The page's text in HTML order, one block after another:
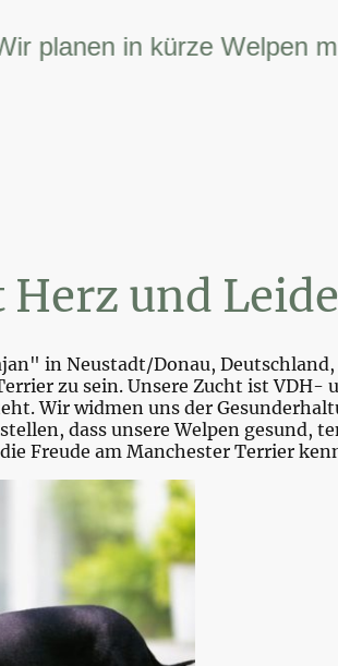
in kürze Welpen mit
und
in Neustadt/Donau,
zu sein. Unsere Zucht ist VDH-
Wir widmen uns der
dass unsere Welpen gesund,
Freude am Manchester Terrier